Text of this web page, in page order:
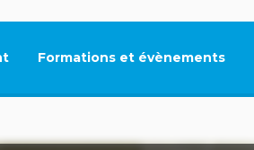
Formations et évènements